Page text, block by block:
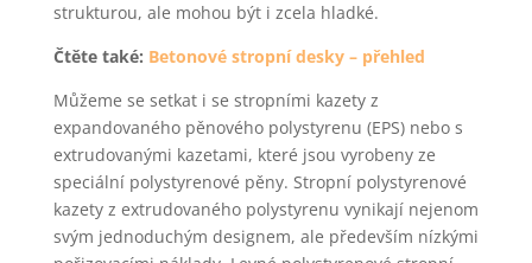
strukturou, ale mohou být i zcela hladké.
Čtěte také: Betonové stropní desky – přehled
Můžeme se setkat i se stropními kazety z
expandovaného pěnového polystyrenu (EPS) nebo s
extrudovanými kazetami, které jsou vyrobeny ze
speciální polystyrenové pěny. Stropní polystyrenové
kazety z extrudovaného polystyrenu vynikají nejenom
svým jednoduchým designem, ale především nízkými